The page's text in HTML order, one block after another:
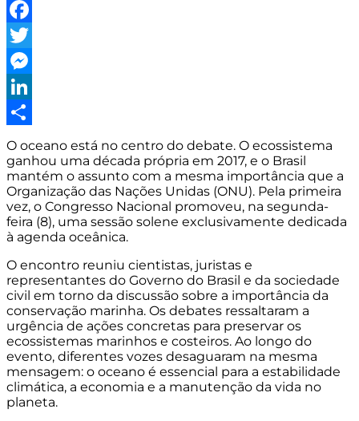
WhatsApp
Facebook
Twitter
Messenger
LinkedIn
Share
O oceano está no centro do debate. O ecossistema
ganhou uma década própria em 2017, e o Brasil
mantém o assunto com a mesma importância que a
Organização das Nações Unidas (ONU). Pela primeira
vez, o Congresso Nacional promoveu, na segunda-
feira (8), uma sessão solene exclusivamente dedicada
à agenda oceânica.
O encontro reuniu cientistas, juristas e
representantes do Governo do Brasil e da sociedade
civil em torno da discussão sobre a importância da
conservação marinha. Os debates ressaltaram a
urgência de ações concretas para preservar os
ecossistemas marinhos e costeiros. Ao longo do
evento, diferentes vozes desaguaram na mesma
mensagem: o oceano é essencial para a estabilidade
climática, a economia e a manutenção da vida no
planeta.